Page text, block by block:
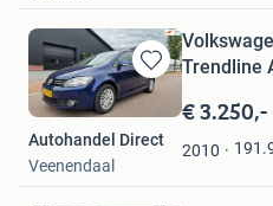
Bewaren
in
Favorieten
Trendline
€ 3.250,-
2010
Autohandel Direct
Veenendaal